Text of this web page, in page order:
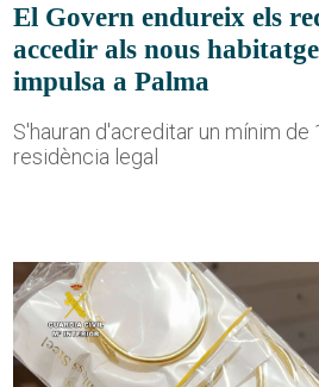
El Govern endureix els
accedir als nous
impulsa a Palma
S'hauran d'acreditar un mínim de
residència legal